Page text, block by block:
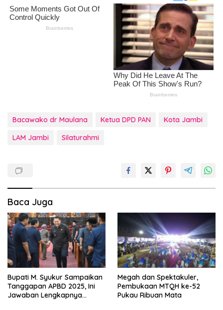
Bacawako dr Maulana Ketua DPD PAN
Kota Jambi
LAM Jambi
Silaturahmi
Baca Juga
Bupati M. Syukur Sampaikan
Tanggapan APBD 2025, Ini
Jawaban Lengkapnya…
Megah dan Spektakuler,
Pembukaan MTQH ke-52
Pukau Ribuan Mata